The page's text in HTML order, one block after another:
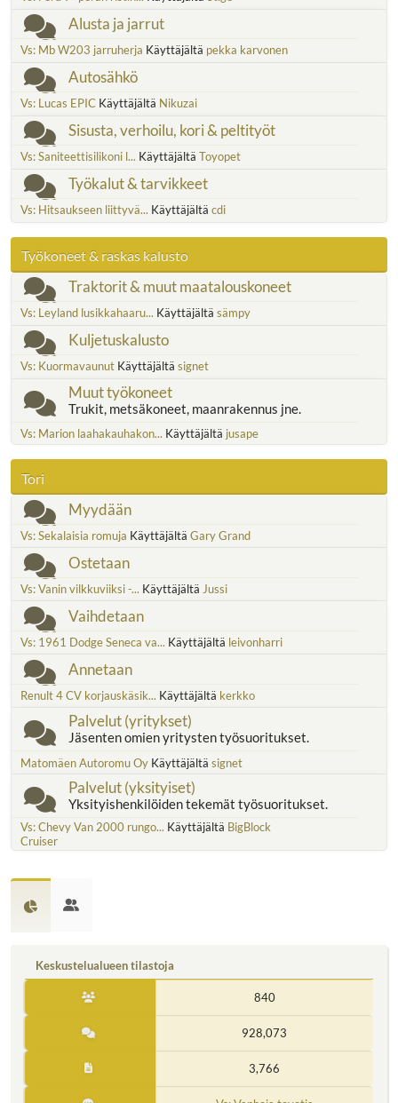
Alusta ja jarrut
Vs: Mb W203 jarruherja Käyttäjältä pekka karvonen
Autosähkö
Vs: Lucas EPIC Käyttäjältä Nikuzai
Sisusta, verhoilu, kori & peltityöt
Vs: Saniteettisilikoni l... Käyttäjältä Toyopet
Työkalut & tarvikkeet
Vs: Hitsaukseen liittyvä... Käyttäjältä cdi
Työkoneet & raskas kalusto
Traktorit & muut maatalouskoneet
Vs: Leyland lusikkahaaru... Käyttäjältä sämpy
Kuljetuskalusto
Vs: Kuormavaunut Käyttäjältä signet
Muut työkoneet
Trukit, metsäkoneet, maanrakennus jne.
Vs: Marion laahakauhakon... Käyttäjältä jusape
Tori
Myydään
Vs: Sekalaisia romuja Käyttäjältä Gary Grand
Ostetaan
Vs: Vanin vilkkuviiksi -... Käyttäjältä Jussi
Vaihdetaan
Vs: 1961 Dodge Seneca va... Käyttäjältä leivonharri
Annetaan
Renult 4 CV korjauskäsik... Käyttäjältä kerkko
Palvelut (yritykset)
Jäsenten omien yritysten työsuoritukset.
Matomäen Autoromu Oy Käyttäjältä signet
Palvelut (yksityiset)
Yksityishenkilöiden tekemät työsuoritukset.
Vs: Chevy Van 2000 rungo... Käyttäjältä BigBlock
Cruiser
Keskustelualueen tilastoja
840
928,073
3,766